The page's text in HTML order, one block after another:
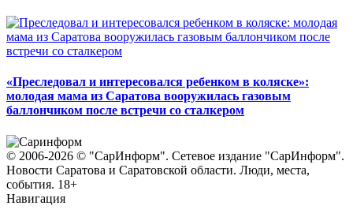
«Преследовал и интересовался ребенком в коляске»:
молодая мама из Саратова вооружилась газовым
баллончиком после встречи со сталкером
© 2006-2026 © "СарИнформ". Сетевое издание "СарИнформ".
Новости Саратова и Саратовской области. Люди, места,
события. 18+
Навигация